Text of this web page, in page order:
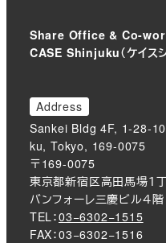
Share Office & Co-
CASE Shinjuku（ケイスシ
Address
Sankei Bldg 4F, 1-28-
ku, Tokyo, 169-0075
〒169-0075
東京都新宿区高田馬場１丁
バンフォーレ三慶ビル４階
TEL：03−6302−1515
FAX：03−6302−1516